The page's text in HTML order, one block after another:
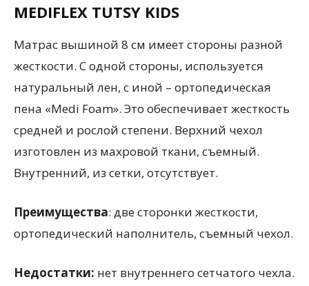
MEDIFLEX TUTSY KIDS
Матрас вышиной 8 см имеет стороны разной
жесткости. С одной стороны, используется
натуральный лен, с иной – ортопедическая
пена «Medi Foam». Это обеспечивает жесткость
средней и рослой степени. Верхний чехол
изготовлен из махровой ткани, съемный.
Внутренний, из сетки, отсутствует.
Преимущества: две сторонки жесткости,
ортопедический наполнитель, съемный чехол.
Недостатки: нет внутреннего сетчатого чехла.